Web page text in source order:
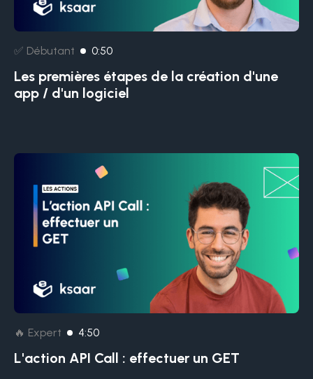
✅ Débutant 0:50
Les premières étapes de la création d'une
app / d'un logiciel
🔥 Expert 4:50
L'action API Call : effectuer un GET